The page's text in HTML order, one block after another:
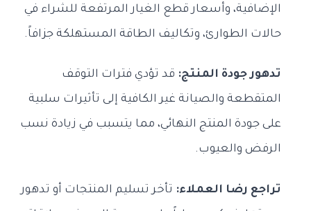
الإضافية، وأسعار قطع الغيار المرتفعة للشراء في
حالات الطوارئ، وتكاليف الطاقة المستهلكة جزافاً.
تدهور جودة المنتج: قد تؤدي فترات التوقف
المتقطعة والصيانة غير الكافية إلى تأثيرات سلبية
على جودة المنتج النهائي، مما يتسبب في زيادة نسب
الرفض والعيوب.
تراجع رضا العملاء: تأخر تسليم المنتجات أو تدهور